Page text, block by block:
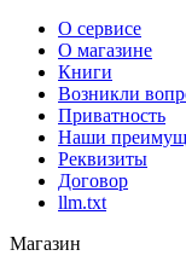
О сервисе
О магазине
Книги
Возникли
Приватность
Наши
Реквизиты
Договор
llm.txt
Магазин